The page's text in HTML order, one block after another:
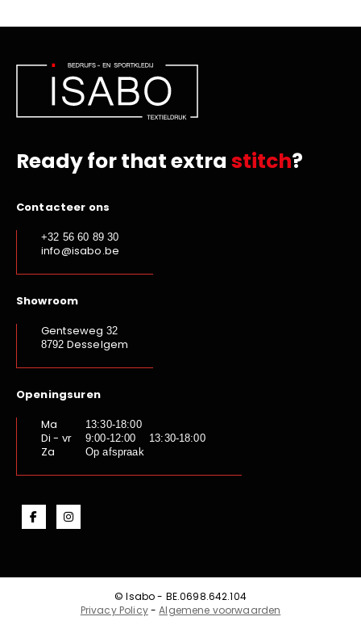
Ready for that extra stitch?
Contacteer ons
+32 56 60 89 30
info@isabo.be
Showroom
Gentseweg 32
8792 Desselgem
Openingsuren
Ma
13:30-18:00
Di - vr 9:00-12:00 13:30-18:00
Za Op afspraak
© Isabo - BE.0698.642.104
Privacy Policy-Algemene voorwaarden